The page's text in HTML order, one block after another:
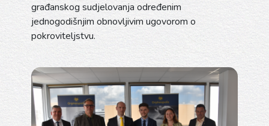
građanskog sudjelovanja određenim
jednogodišnjim obnovljivim ugovorom o
pokroviteljstvu.